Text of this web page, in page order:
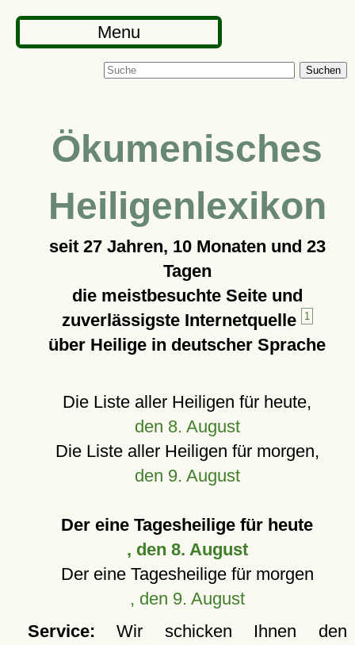
Menu
Suchen
Ökumenisches
Heiligenlexikon
seit 27 Jahren, 10 Monaten und 23
Tagen
die meistbesuchte Seite und
zuverlässigste Internetquelle
1
über Heilige in deutscher Sprache
Die Liste aller Heiligen für heute,
den 8. August
Die Liste aller Heiligen für morgen,
den 9. August
Der eine Tagesheilige für heute
, den 8. August
Der eine Tagesheilige für morgen
, den 9. August
Service: Wir schicken Ihnen den